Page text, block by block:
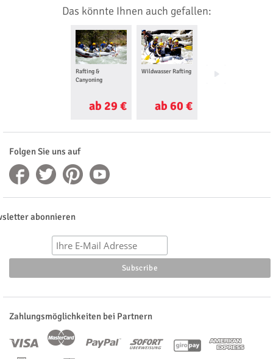
Das könnte Ihnen auch gefallen:
Rafting &
Canyoning
ab 29 €
Wildwasser Rafting
ab 60 €
Abenteuer
Folgen Sie uns auf
abonnieren
Zahlungsmöglichkeiten bei Partnern